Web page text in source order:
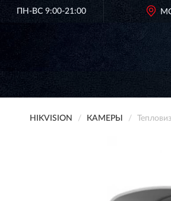
ПН-ВС 9:00-21:00
HIKVISION КАМЕРЫ